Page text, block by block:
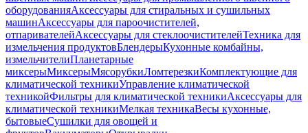
оборудованияАксессуары для стиральных и сушильных
машинАксессуары для пароочистителей,
отпаривателейАксессуары для стеклоочистителейТехника для
измельчения продуктовБлендерыКухонные комбайны,
измельчителиПланетарные
миксерыМиксерыМясорубкиЛомтерезкиКомплектующие для
климатической техникиУправление климатической
техникойФильтры для климатической техникиАксессуары для
климатической техникиМелкая техникаВесы кухонные,
бытовыеСушилки для овощей и